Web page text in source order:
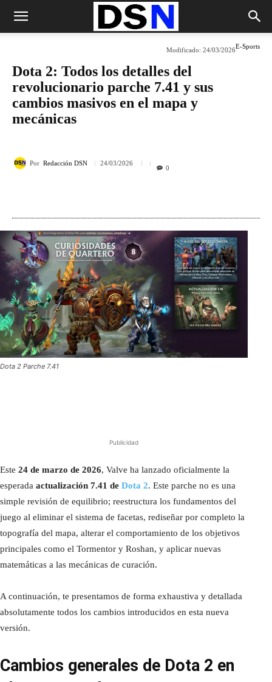
E-Sports
Modificado: 24/03/2026
Dota 2: Todos los detalles del
revolucionario parche 7.41 y sus
cambios masivos en el mapa y
mecánicas
Por Redacción DSN 24/03/2026
0
Dota 2 Parche 7.41
Publicidad
Este 24 de marzo de 2026, Valve ha lanzado oficialmente la
esperada actualización 7.41 de Dota 2. Este parche no es una
simple revisión de equilibrio; reestructura los fundamentos del
juego al eliminar el sistema de facetas, rediseñar por completo la
topografía del mapa, alterar el comportamiento de los objetivos
principales como el Tormentor y Roshan, y aplicar nuevas
matemáticas a las mecánicas de curación.
A continuación, te presentamos de forma exhaustiva y detallada
absolutamente todos los cambios introducidos en esta nueva
versión.
Cambios generales de Dota 2 en